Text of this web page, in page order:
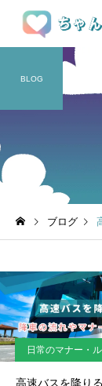
BLOG
ブログ
日常のマナー・
高速バスを降り